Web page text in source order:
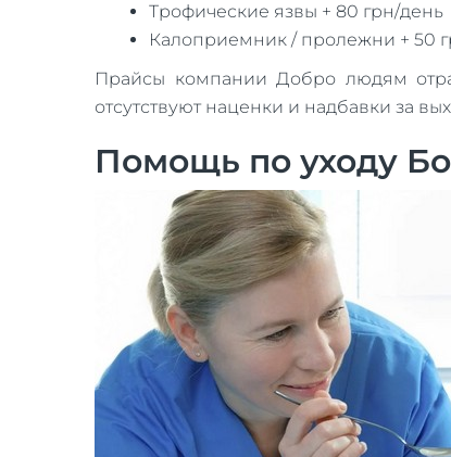
Трофические язвы + 80 грн/день
Калоприемник / пролежни + 50
Прайсы компании Добро людям
отсутствуют наценки и надбавки за
Помощь по уходу